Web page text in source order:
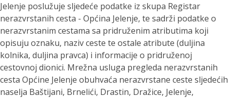
Jelenje poslužuje sljedeće podatke iz skupa Registar
nerazvrstanih cesta - Općina Jelenje, te sadrži podatke o
nerazvrstanim cestama sa pridruženim atributima koji
opisuju oznaku, naziv ceste te ostale atribute (duljina
kolnika, duljina pravca) i informacije o pridruženoj
cestovnoj dionici. Mrežna usluga pregleda nerazvrstanih
cesta Općine Jelenje obuhvaća nerazvrstane ceste sljedećih
naselja Baštijani, Brnelići, Drastin, Dražice, Jelenje,